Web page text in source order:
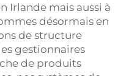
Irlande mais aussi à
désormais en
de structure
gestionnaires
de produits